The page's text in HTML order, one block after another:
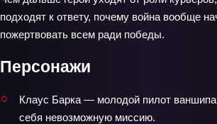
подходят к ответу, почему война вообще
пожертвовать всем ради победы.
Персонажи
Клаус Барка — молодой пилот
себя невозможную миссию.